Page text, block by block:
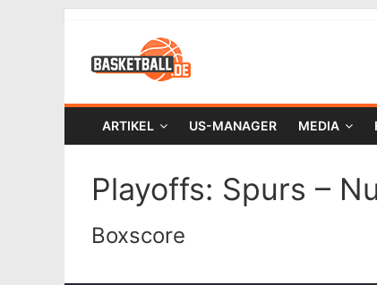
ARTIKEL US-MANAGER MEDIA
Playoffs: Spurs –
Boxscore